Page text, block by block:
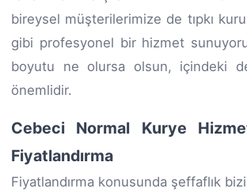
bireysel müşterilerimize de tıpkı
gibi profesyonel bir hizmet
boyutu ne olursa olsun, içindeki
önemlidir.
Cebeci Normal Kurye
Fiyatlandırma
Fiyatlandırma konusunda şeffaflık